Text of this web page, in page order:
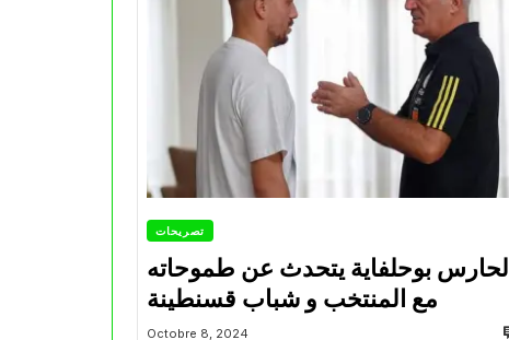
تصريحات
الحارس بوحلفاية يتحدث عن طموحاته
مع المنتخب و شباب قسنطينة
Octobre 8, 2024